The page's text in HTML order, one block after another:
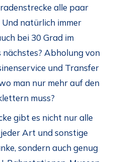
alle paar
natürlich immer
bei 30 Grad im
Abholung von
und Transfer
man nur mehr auf den
muss?
gibt es nicht nur alle
Art und sonstige
sondern auch genug